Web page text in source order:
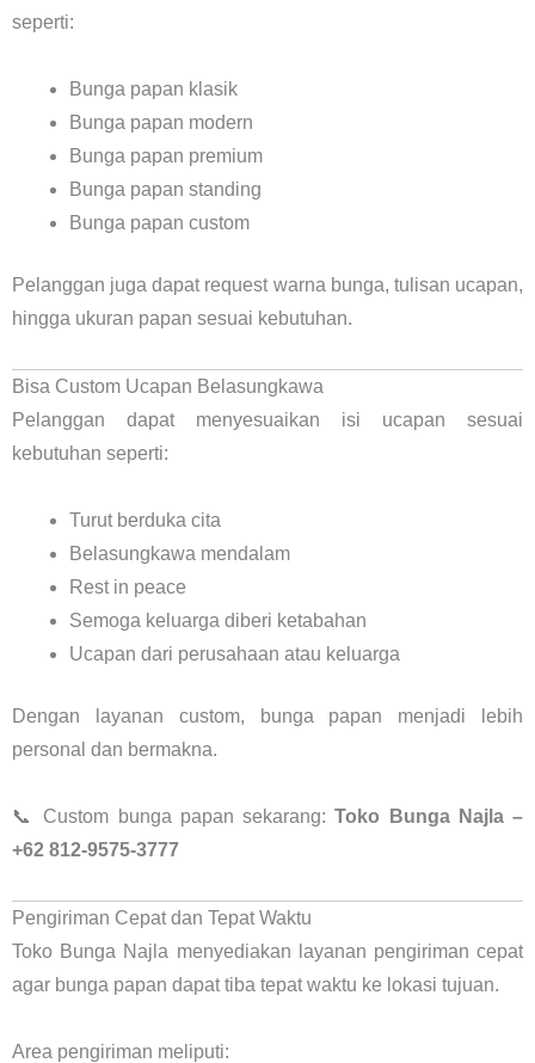
seperti:
Bunga papan klasik
Bunga papan modern
Bunga papan premium
Bunga papan standing
Bunga papan custom
Pelanggan juga dapat request warna bunga, tulisan ucapan,
hingga ukuran papan sesuai kebutuhan.
Bisa Custom Ucapan Belasungkawa
Pelanggan dapat menyesuaikan isi ucapan sesuai
kebutuhan seperti:
Turut berduka cita
Belasungkawa mendalam
Rest in peace
Semoga keluarga diberi ketabahan
Ucapan dari perusahaan atau keluarga
Dengan layanan custom, bunga papan menjadi lebih
personal dan bermakna.
📞 Custom bunga papan sekarang:Toko Bunga Najla –
+62 812-9575-3777
Pengiriman Cepat dan Tepat Waktu
Toko Bunga Najla menyediakan layanan pengiriman cepat
agar bunga papan dapat tiba tepat waktu ke lokasi tujuan.
Area pengiriman meliputi: